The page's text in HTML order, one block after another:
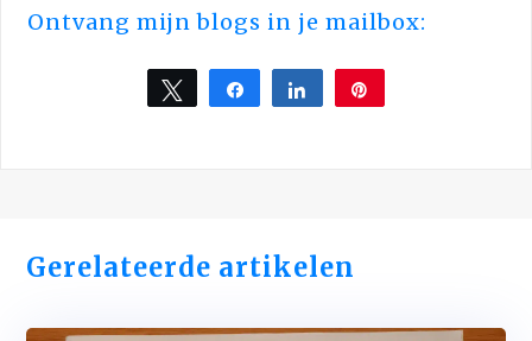
Ontvang mijn blogs in je mailbox:
Tweet Share Share
Gerelateerde artikelen